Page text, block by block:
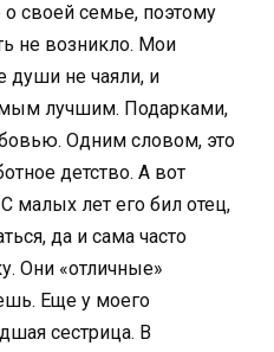
своей семье, поэтому
не возникло. Мои
души не чаяли, и
лучшим. Подарками,
Одним словом, это
детство. А вот
малых лет его бил отец,
да и сама часто
Они «отличные»
Еще у моего
сестрица. В